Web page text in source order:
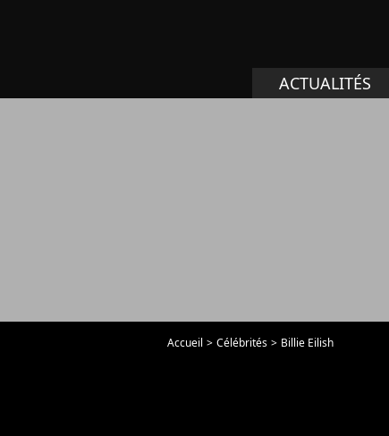
ACTUALITÉS
Accueil Célébrités Billie Eilish